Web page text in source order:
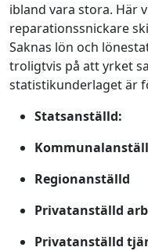
ibland vara stora. Här
reparationssnickare
Saknas lön och
troligtvis på att yrket
statistikunderlaget är
Statsanställd:
Regionanställd
Privatanställd
Privatanställd